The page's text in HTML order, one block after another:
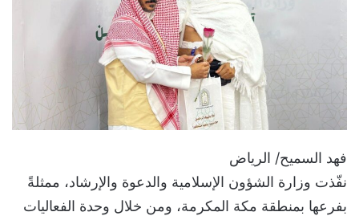
فهد السميح/ الرياض
نفّذت وزارة الشؤون الإسلامية والدعوة والإرشاد، ممثلةً
بفرعها بمنطقة مكة المكرمة، ومن خلال وحدة الفعاليات